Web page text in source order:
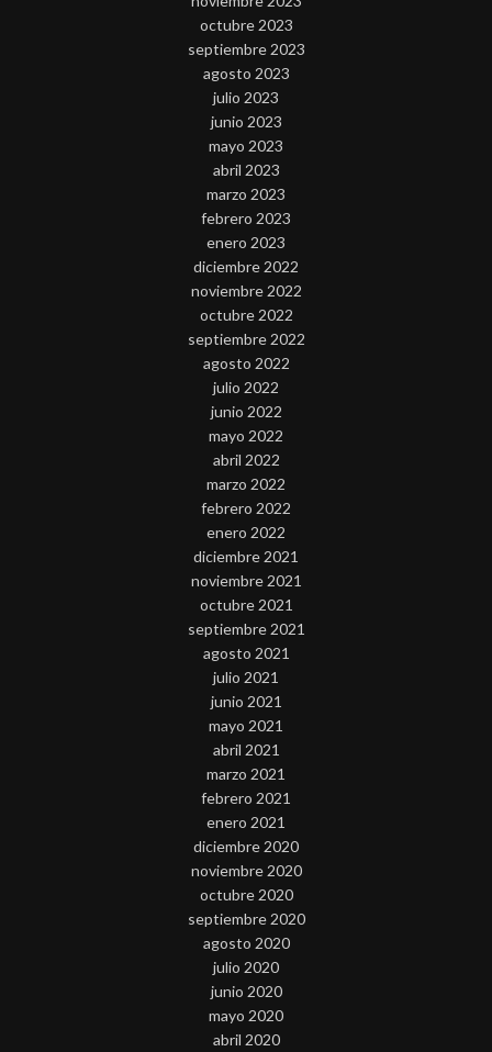
octubre 2023
septiembre 2023
agosto 2023
julio 2023
junio 2023
mayo 2023
abril 2023
marzo 2023
febrero 2023
enero 2023
diciembre 2022
noviembre 2022
octubre 2022
septiembre 2022
agosto 2022
julio 2022
junio 2022
mayo 2022
abril 2022
marzo 2022
febrero 2022
enero 2022
diciembre 2021
noviembre 2021
octubre 2021
septiembre 2021
agosto 2021
julio 2021
junio 2021
mayo 2021
abril 2021
marzo 2021
febrero 2021
enero 2021
diciembre 2020
noviembre 2020
octubre 2020
septiembre 2020
agosto 2020
julio 2020
junio 2020
mayo 2020
abril 2020